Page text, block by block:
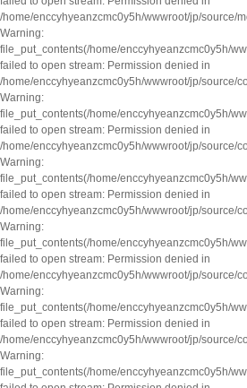
/home/enccyhyeanzcmc0y5h/wwwroot/jp/source/
Warning:
file_put_contents(/home/enccyhyeanzcmc0y5h/
failed to open stream: Permission denied in
/home/enccyhyeanzcmc0y5h/wwwroot/jp/source/
Warning:
file_put_contents(/home/enccyhyeanzcmc0y5h/
failed to open stream: Permission denied in
/home/enccyhyeanzcmc0y5h/wwwroot/jp/source/
Warning:
file_put_contents(/home/enccyhyeanzcmc0y5h/
failed to open stream: Permission denied in
/home/enccyhyeanzcmc0y5h/wwwroot/jp/source/
Warning:
file_put_contents(/home/enccyhyeanzcmc0y5h/
failed to open stream: Permission denied in
/home/enccyhyeanzcmc0y5h/wwwroot/jp/source/
Warning:
file_put_contents(/home/enccyhyeanzcmc0y5h/
failed to open stream: Permission denied in
/home/enccyhyeanzcmc0y5h/wwwroot/jp/source/
Warning:
file_put_contents(/home/enccyhyeanzcmc0y5h/